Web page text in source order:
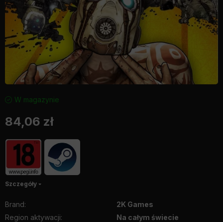
W magazynie
84,06 zł
Szczegóły
Brand:
2K Games
Region aktywacji:
Na całym świecie